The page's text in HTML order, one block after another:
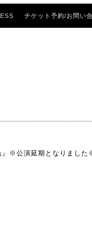
チケット予約/お問い
』※公演延期となりました